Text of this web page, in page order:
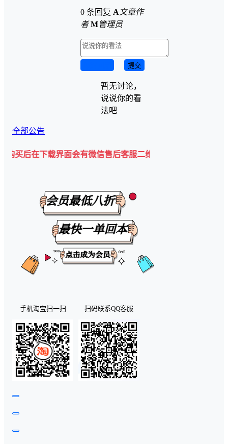
0 条回复 A 文章作
者 M管理员
提交
暂无讨论，
说说你的看
法吧
全部公告
载界面会有微信售后客服二维码💡
手机淘宝扫一扫 扫码联系QQ客服